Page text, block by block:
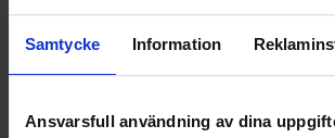
Samtycke Information
Ansvarsfull användning av dina